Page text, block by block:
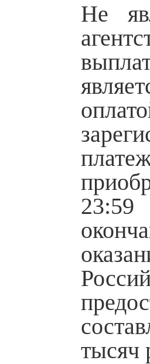
Не
23:59
тысяч